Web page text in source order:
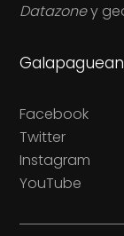
Datazoney
Facebook
Twitter
Instagram
YouTube